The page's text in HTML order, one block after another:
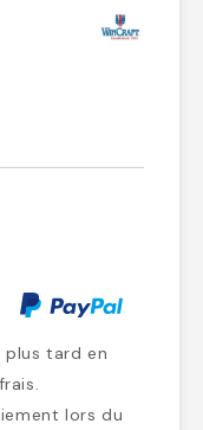
plus tard en
lors du